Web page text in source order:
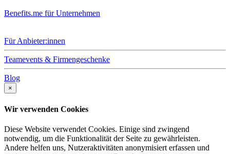
Benefits.me für Unternehmen
Für Anbieter:innen
Teamevents & Firmengeschenke
Blog
×
Wir verwenden Cookies
Diese Website verwendet Cookies. Einige sind zwingend
notwendig, um die Funktionalität der Seite zu gewährleisten.
Andere helfen uns, Nutzeraktivitäten anonymisiert erfassen und